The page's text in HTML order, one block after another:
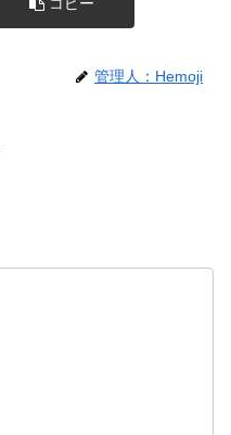
管理人：Hemoji